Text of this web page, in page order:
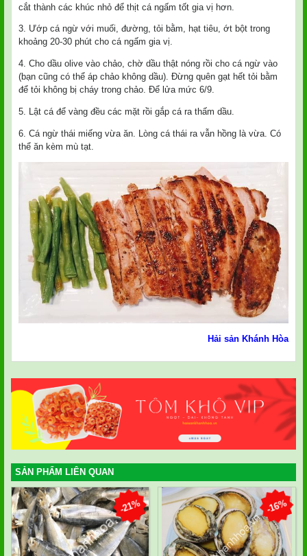
cắt thành các khúc nhỏ để thịt cá ngấm tốt gia vị hơn.
3. Ướp cá ngừ với muối, đường, tỏi bằm, hạt tiêu, ớt bột trong
khoảng 20-30 phút cho cá ngấm gia vị.
4. Cho dầu olive vào chảo, chờ dầu thật nóng rồi cho cá ngừ vào
(bạn cũng có thể áp chảo không dầu). Đừng quên gạt hết tỏi bằm
để tỏi không bị cháy trong chảo. Để lửa mức 6/9.
5. Lật cá để vàng đều các mặt rồi gắp cá ra thấm dầu.
6. Cá ngừ thái miếng vừa ăn. Lòng cá thái ra vẫn hồng là vừa. Có
thể ăn kèm mù tạt.
Hải sản Khánh Hòa
SẢN PHẨM LIÊN QUAN
-21% -16%